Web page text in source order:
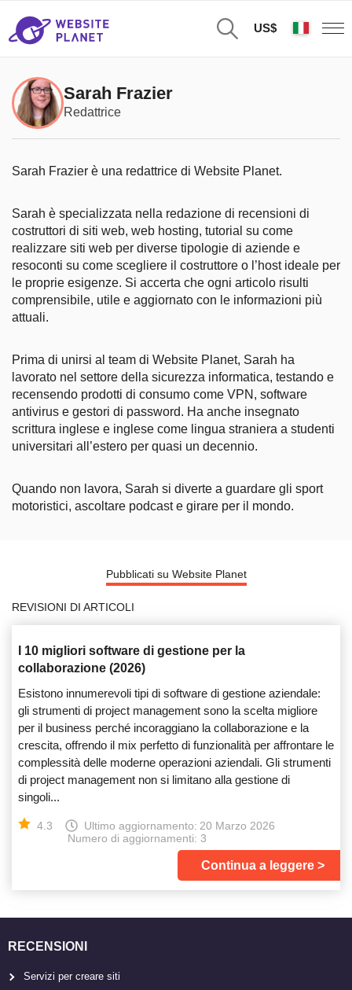
US$
Sarah Frazier
Redattrice
Sarah Frazier è una redattrice di Website Planet.
Sarah è specializzata nella redazione di recensioni di
costruttori di siti web, web hosting, tutorial su come
realizzare siti web per diverse tipologie di aziende e
resoconti su come scegliere il costruttore o l’host ideale per
le proprie esigenze. Si accerta che ogni articolo risulti
comprensibile, utile e aggiornato con le informazioni più
attuali.
Prima di unirsi al team di Website Planet, Sarah ha
lavorato nel settore della sicurezza informatica, testando e
recensendo prodotti di consumo come VPN, software
antivirus e gestori di password. Ha anche insegnato
scrittura inglese e inglese come lingua straniera a studenti
universitari all’estero per quasi un decennio.
Quando non lavora, Sarah si diverte a guardare gli sport
motoristici, ascoltare podcast e girare per il mondo.
Pubblicati su Website Planet
REVISIONI DI ARTICOLI
I 10 migliori software di gestione per la
collaborazione (2026)
Esistono innumerevoli tipi di software di gestione aziendale:
gli strumenti di project management sono la scelta migliore
per il business perché incoraggiano la collaborazione e la
crescita, offrendo il mix perfetto di funzionalità per affrontare le
complessità delle moderne operazioni aziendali. Gli strumenti
di project management non si limitano alla gestione di
singoli...
4.3 Ultimo aggiornamento: 20 Marzo 2026
Numero di aggiornamenti: 3
Continua a leggere
RECENSIONI
Servizi per creare siti